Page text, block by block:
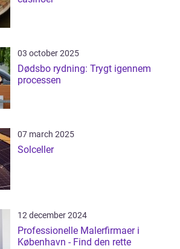
03 october 2025
Dødsbo rydning: Trygt igennem
processen
07 march 2025
Solceller
12 december 2024
Professionelle Malerfirmaer i
København - Find den rette